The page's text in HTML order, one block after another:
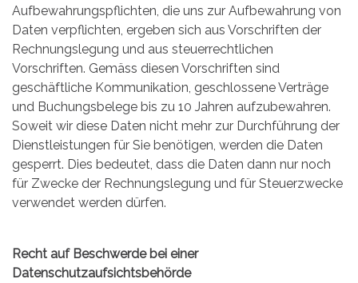
Aufbewahrungspflichten, die uns zur Aufbewahrung von
Daten verpflichten, ergeben sich aus Vorschriften der
Rechnungslegung und aus steuerrechtlichen
Vorschriften. Gemäss diesen Vorschriften sind
geschäftliche Kommunikation, geschlossene Verträge
und Buchungsbelege bis zu 10 Jahren aufzubewahren.
Soweit wir diese Daten nicht mehr zur Durchführung der
Dienstleistungen für Sie benötigen, werden die Daten
gesperrt. Dies bedeutet, dass die Daten dann nur noch
für Zwecke der Rechnungslegung und für Steuerzwecke
verwendet werden dürfen.
Recht auf Beschwerde bei einer
Datenschutzaufsichtsbehörde